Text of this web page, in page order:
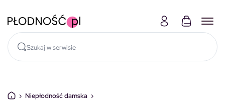
› Niepłodność damska ›